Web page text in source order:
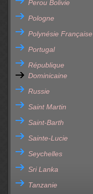
Perou Bolivie
Pologne
Polynésie Française
Portugal
République
Dominicaine
Russie
Saint Martin
Saint-Barth
Sainte-Lucie
Seychelles
Sri Lanka
Tanzanie